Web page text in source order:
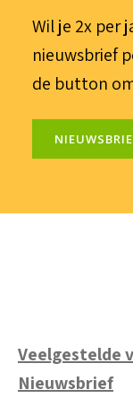
Wil je 2x per
nieuwsbrief
de button
Veelgestelde
Nieuwsbrief